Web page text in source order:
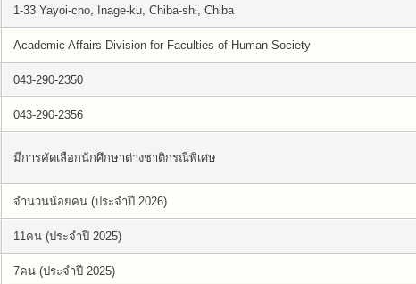
1-33 Yayoi-cho, Inage-ku, Chiba-shi, Chiba
Academic Affairs Division for Faculties of Human Society
043-290-2350
043-290-2356
มีการคัดเลือกนักศึกษาต่างชาติกรณีพิเศษ
จำนวนน้อยคน (ประจำปี 2026)
11คน (ประจำปี 2025)
7คน (ประจำปี 2025)